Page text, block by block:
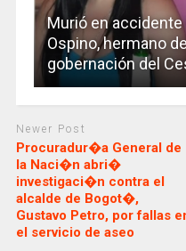
Murió en accidente
Ospino, hermano
gobernación del
Newer Post
Procuradur�a General de
la Naci�n abri�
investigaci�n contra el
alcalde de Bogot�,
Gustavo Petro, por fallas
el servicio de aseo